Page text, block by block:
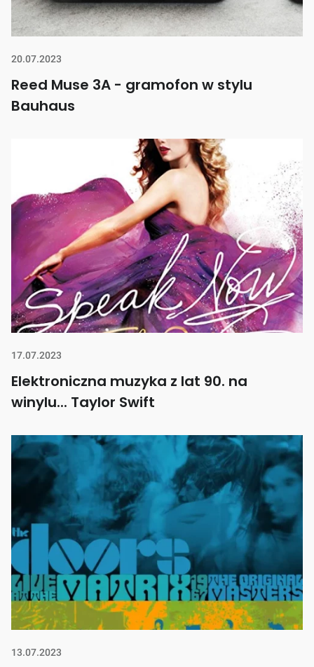
20.07.2023
Reed Muse 3A - gramofon w stylu
Bauhaus
17.07.2023
Elektroniczna muzyka z lat 90. na
winylu... Taylor Swift
13.07.2023